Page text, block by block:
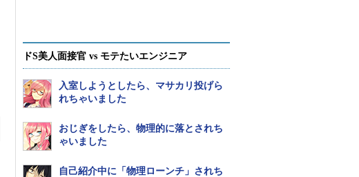
ドS美人面接官 vs モテたいエンジニア
入室しようとしたら、マサカリ投げら
れちゃいました
おじぎをしたら、物理的に落とされち
ゃいました
自己紹介中に「物理ローンチ」されち